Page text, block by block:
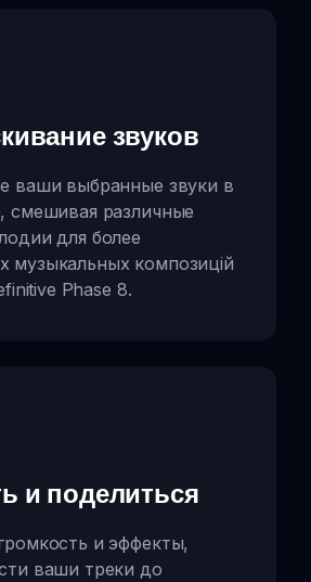
звуков
ваши выбранные звуки в
смешивая различные
для более
музыкальных композицій
Phase 8.
и поделиться
и эффекты,
ваши треки до